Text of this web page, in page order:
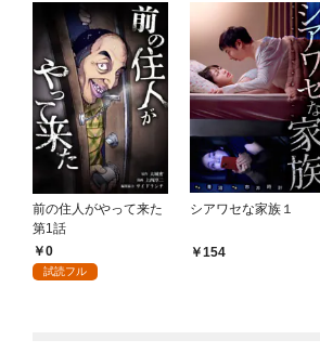
前の住人がやって来た
第1話
0
試読フル
シアワセな家族１
154